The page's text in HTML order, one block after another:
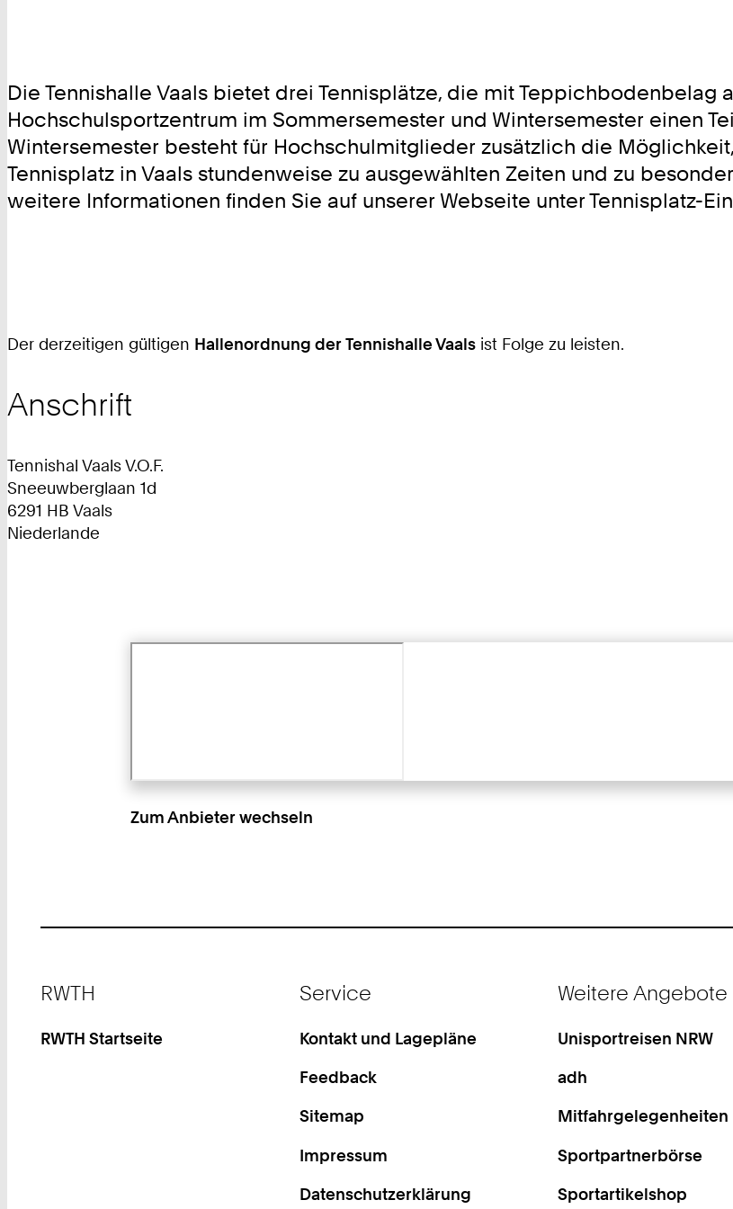
Die Tennishalle Vaals bietet drei Tennisplätze, die mit Teppichbodenbelag
Hochschulsportzentrum im Sommersemester und Wintersemester einen
Wintersemester besteht für Hochschulmitglieder zusätzlich die
Tennisplatz in Vaals stundenweise zu ausgewählten Zeiten und zu
weitere Informationen finden Sie auf unserer Webseite unter Tennisplatz-
Der derzeitigen gültigen Hallenordnung der Tennishalle Vaals ist Folge zu leisten.
Anschrift
Tennishal Vaals V.O.F.
Sneeuwberglaan 1d
6291 HB Vaals
Niederlande
Zum Anbieter wechseln
RWTH
RWTH Startseite
Service
Kontakt und Lagepläne
Feedback
Sitemap
Impressum
Datenschutzerklärung
Weitere Angebote
Unisportreisen NRW
adh
Mitfahrgelegenheiten
Sportpartnerbörse
Sportartikelshop